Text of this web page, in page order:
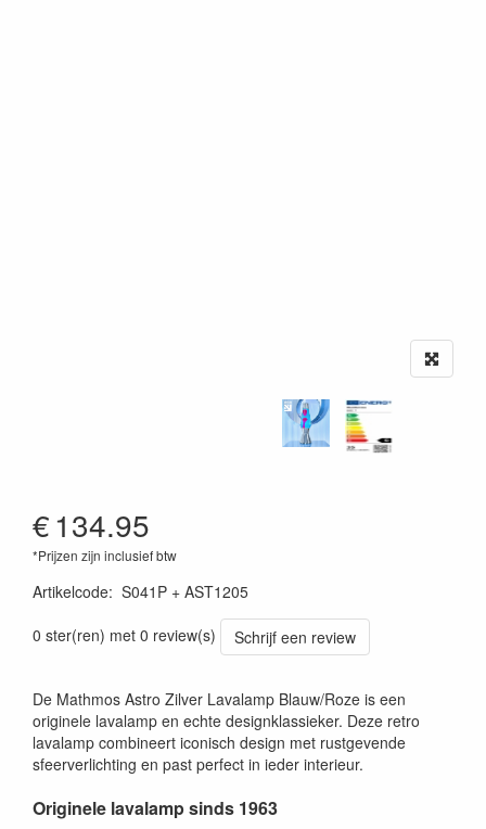
€134.95
*Prijzen zijn inclusief btw
Artikelcode: S041P + AST1205
0 ster(ren) met 0 review(s)
Schrijf een review
De Mathmos Astro Zilver Lavalamp Blauw/Roze is een
originele lavalamp en echte designklassieker. Deze retro
lavalamp combineert iconisch design met rustgevende
sfeerverlichting en past perfect in ieder interieur.
Originele lavalamp sinds 1963